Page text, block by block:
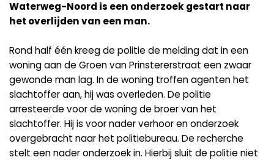
Waterweg-Noord is een onderzoek gestart naar
het overlijden van een man.
Rond half één kreeg de politie de melding dat in een
woning aan de Groen van Prinstererstraat een zwaar
gewonde man lag. In de woning troffen agenten het
slachtoffer aan, hij was overleden. De politie
arresteerde voor de woning de broer van het
slachtoffer. Hij is voor nader verhoor en onderzoek
overgebracht naar het politiebureau. De recherche
stelt een nader onderzoek in. Hierbij sluit de politie niet